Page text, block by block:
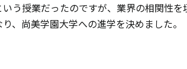
う授業だったのですが、業界の相関性
、尚美学園大学への進学を決めました。